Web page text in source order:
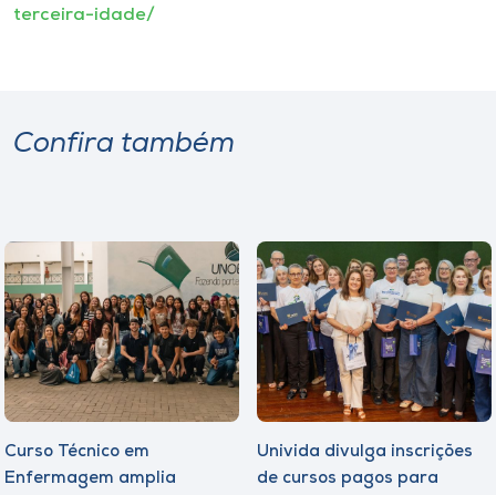
terceira-idade/
Confira também
Curso Técnico em
Enfermagem amplia
Univida divulga inscrições
de cursos pagos para